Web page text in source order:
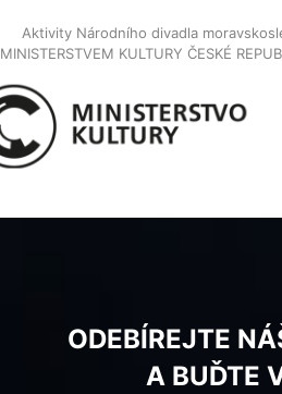
Aktivity Národního divadla
MINISTERSTVEM KULTURY ČESKÉ
ODEBÍREJTE
A BUĎTE